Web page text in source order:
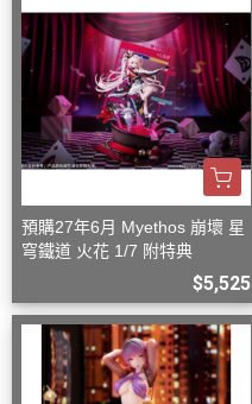
預購27年6月 Myethos 崩壞 星
穹鐵道 火花 1/7 附特典
$5,525